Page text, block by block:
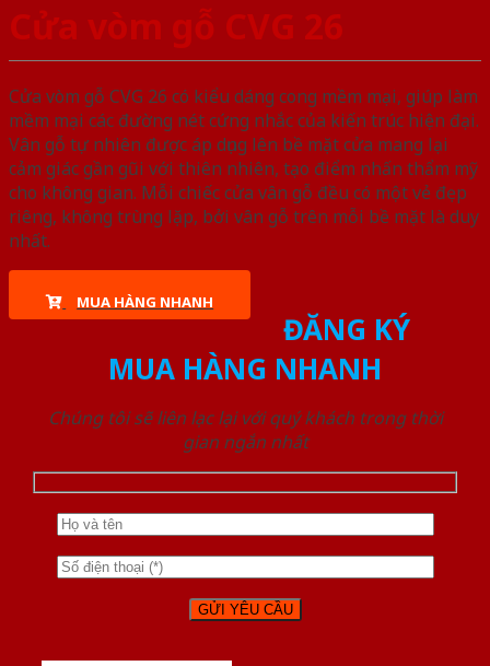
Cửa vòm gỗ CVG 26
Cửa vòm gỗ CVG 26 có kiểu dáng cong mềm mại, giúp làm
mềm mại các đường nét cứng nhắc của kiến trúc hiện đại.
Vân gỗ tự nhiên được áp dụng lên bề mặt cửa mang lại
cảm giác gần gũi với thiên nhiên, tạo điểm nhấn thẩm mỹ
cho không gian. Mỗi chiếc cửa vân gỗ đều có một vẻ đẹp
riêng, không trùng lặp, bởi vân gỗ trên mỗi bề mặt là duy
nhất.
MUA HÀNG NHANH
ĐĂNG KÝ
MUA HÀNG NHANH
Chúng tôi sẽ liên lạc lại với quý khách trong thời
gian ngắn nhất